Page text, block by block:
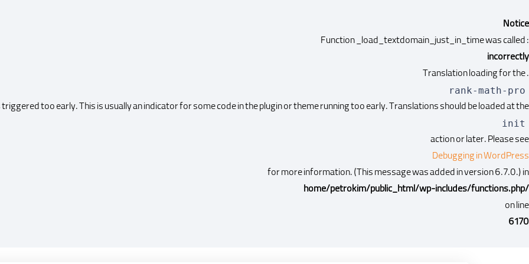
Notice
: Function _load_textdomain_just_in_time was called
incorrectly
. Translation loading for the
rank-math-pro
too early. This is usually an indicator for some code in the plugin or theme running too early. Translations should be loaded at the
init
action or later. Please see
Debugging in WordPress
for more information. (This message was added in version 6.7.0.) in
/home/petrokim/public_html/wp-includes/functions.php
on line
6170